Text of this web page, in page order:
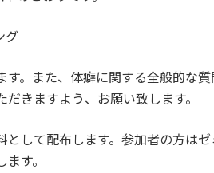
グ
。また、体癖に関する全般的な
きますよう、お願い致します。
して配布します。参加者の方は
す。